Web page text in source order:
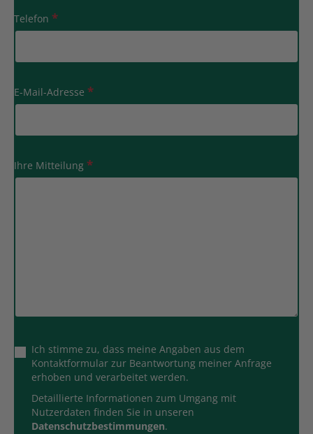
Telefon
E-Mail-Adresse
Ihre Mitteilung
Ich stimme zu, dass meine Angaben aus dem
Kontaktformular zur Beantwortung meiner Anfrage
erhoben und verarbeitet werden.
Detaillierte Informationen zum Umgang mit
Nutzerdaten finden Sie in unseren
Datenschutzbestimmungen.